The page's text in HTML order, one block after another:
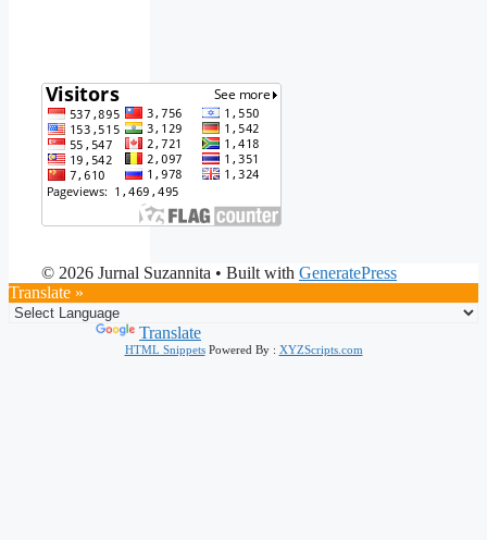
© 2026 Jurnal Suzannita • Built with GeneratePress
Translate »
Translate
HTML SnippetsPowered By : XYZScripts.com